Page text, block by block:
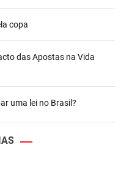
copa
das Apostas na Vida
uma lei no Brasil?